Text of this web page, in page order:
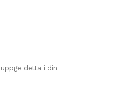
uppge detta i din